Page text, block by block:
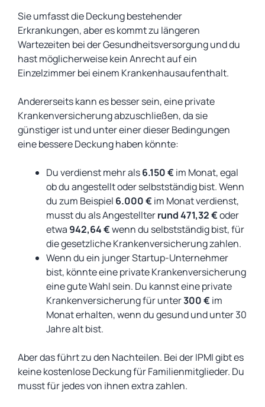
Sie umfasst die Deckung bestehender
Erkrankungen, aber es kommt zu längeren
Wartezeiten bei der Gesundheitsversorgung und du
hast möglicherweise kein Anrecht auf ein
Einzelzimmer bei einem Krankenhausaufenthalt.
Andererseits kann es besser sein, eine private
Krankenversicherung abzuschließen, da sie
günstiger ist und unter einer dieser Bedingungen
eine bessere Deckung haben könnte:
Du verdienst mehr als6.150 € im Monat, egal
ob du angestellt oder selbstständig bist. Wenn
du zum Beispiel 6.000 € im Monat verdienst,
musst du als Angestellterrund 471,32 €oder
etwa 942,64 €wenn du selbstständig bist, für
die gesetzliche Krankenversicherung zahlen.
Wenn du ein junger Startup-Unternehmer
bist, könnte eine private Krankenversicherung
eine gute Wahl sein. Du kannst eine private
Krankenversicherung für unter300 € im
Monat erhalten, wenn du gesund und unter 30
Jahre alt bist.
Aber das führt zu den Nachteilen. Bei der IPMI gibt es
keine kostenlose Deckung für Familienmitglieder. Du
musst für jedes von ihnen extra zahlen.